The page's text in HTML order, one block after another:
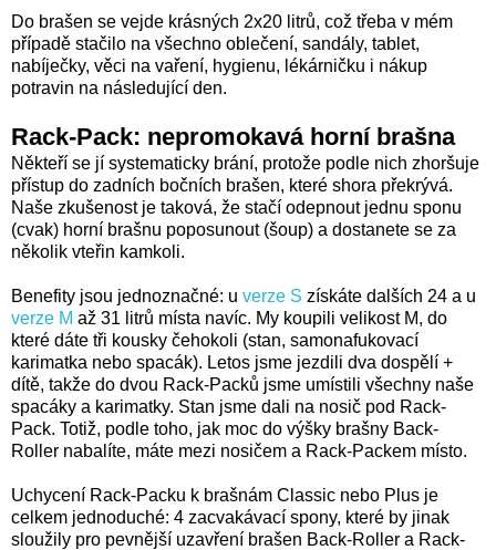
Do brašen se vejde krásných 2x20 litrů, což třeba v mém
případě stačilo na všechno oblečení, sandály, tablet,
nabíječky, věci na vaření, hygienu, lékárničku i nákup
potravin na následující den.
Rack-Pack: nepromokavá horní brašna
Někteří se jí systematicky brání, protože podle nich zhoršuje
přístup do zadních bočních brašen, které shora překrývá.
Naše zkušenost je taková, že stačí odepnout jednu sponu
(cvak) horní brašnu poposunout (šoup) a dostanete se za
několik vteřin kamkoli.
Benefity jsou jednoznačné: u verze S získáte dalších 24 a u
verze M až 31 litrů místa navíc. My koupili velikost M, do
které dáte tři kousky čehokoli (stan, samonafukovací
karimatka nebo spacák). Letos jsme jezdili dva dospělí +
dítě, takže do dvou Rack-Packů jsme umístili všechny naše
spacáky a karimatky. Stan jsme dali na nosič pod Rack-
Pack. Totiž, podle toho, jak moc do výšky brašny Back-
Roller nabalíte, máte mezi nosičem a Rack-Packem místo.
Uchycení Rack-Packu k brašnám Classic nebo Plus je
celkem jednoduché: 4 zacvakávací spony, které by jinak
sloužily pro pevnější uzavření brašen Back-Roller a Rack-